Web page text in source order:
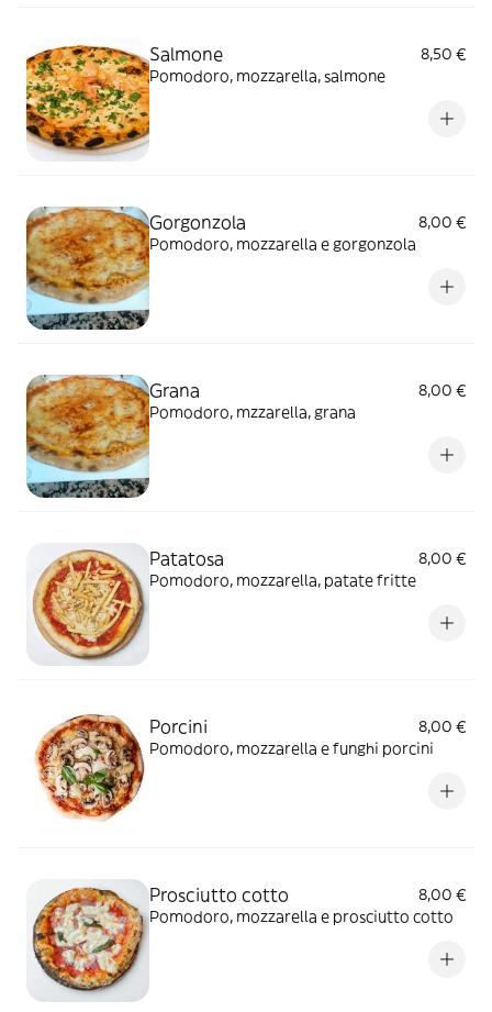
Salmone
8,50 €
Pomodoro, mozzarella, salmone
Gorgonzola
8,00 €
Pomodoro, mozzarella e gorgonzola
Grana
8,00 €
Pomodoro, mzzarella, grana
Patatosa
8,00 €
Pomodoro, mozzarella, patate fritte
Porcini
8,00 €
Pomodoro, mozzarella e funghi porcini
Prosciutto cotto
8,00 €
Pomodoro, mozzarella e prosciutto cotto